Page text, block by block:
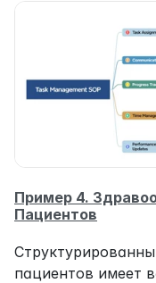
Пример 4.
Пациентов
пациентов имеет